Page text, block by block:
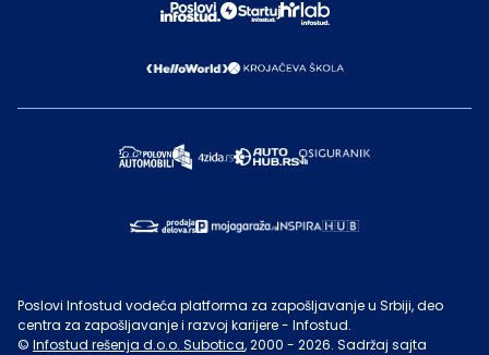
Poslovi Infostud vodeća platforma za zapošljavanje u Srbiji, deo
centra za zapošljavanje i razvoj karijere - Infostud.
© Infostud rešenja d.o.o. Subotica, 2000 - 2026. Sadržaj sajta